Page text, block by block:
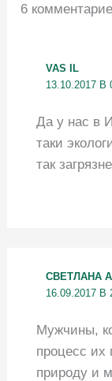
6
VAS IL
13.10.2017 В
Да у нас в
таки
так
СВЕТЛАНА
16.09.2017 В
Мужчины,
процесс их
природу и